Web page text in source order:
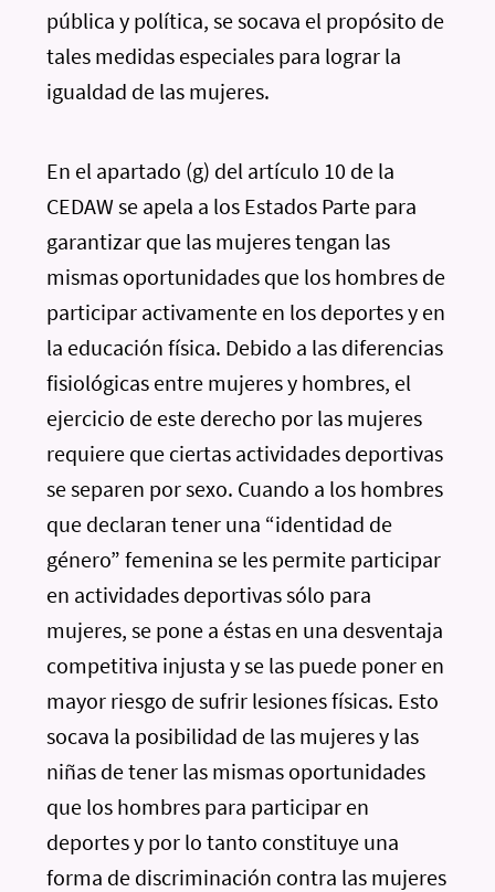
pública y política, se socava el propósito de
tales medidas especiales para lograr la
igualdad de las mujeres.
En el apartado (g) del artículo 10 de la
CEDAW se apela a los Estados Parte para
garantizar que las mujeres tengan las
mismas oportunidades que los hombres de
participar activamente en los deportes y en
la educación física. Debido a las diferencias
fisiológicas entre mujeres y hombres, el
ejercicio de este derecho por las mujeres
requiere que ciertas actividades deportivas
se separen por sexo. Cuando a los hombres
que declaran tener una “identidad de
género” femenina se les permite participar
en actividades deportivas sólo para
mujeres, se pone a éstas en una desventaja
competitiva injusta y se las puede poner en
mayor riesgo de sufrir lesiones físicas. Esto
socava la posibilidad de las mujeres y las
niñas de tener las mismas oportunidades
que los hombres para participar en
deportes y por lo tanto constituye una
forma de discriminación contra las mujeres